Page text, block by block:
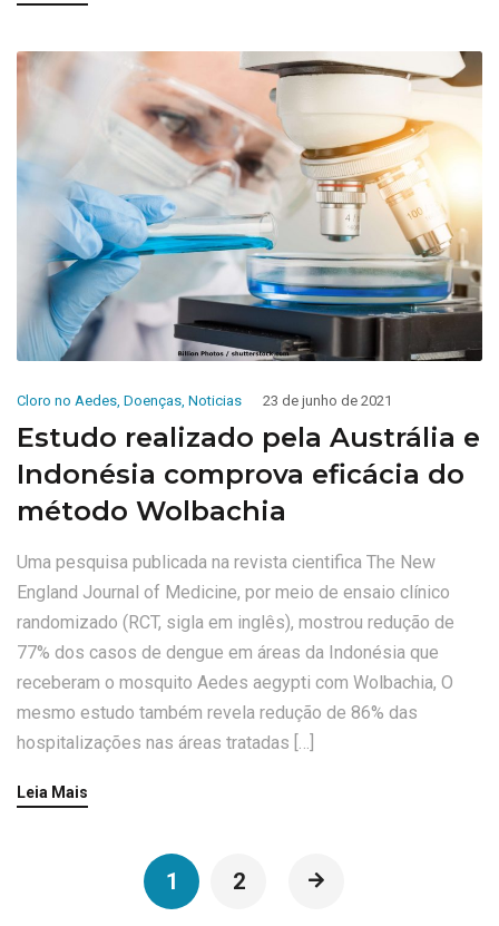
Cloro no Aedes, Doenças, Noticias 23 de junho de 2021
Estudo realizado pela Austrália e
Indonésia comprova eficácia do
método Wolbachia
Uma pesquisa publicada na revista cientifica The New
England Journal of Medicine, por meio de ensaio clínico
randomizado (RCT, sigla em inglês), mostrou redução de
77% dos casos de dengue em áreas da Indonésia que
receberam o mosquito Aedes aegypti com Wolbachia, O
mesmo estudo também revela redução de 86% das
hospitalizações nas áreas tratadas […]
Leia Mais
1 2